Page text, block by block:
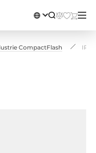
CompactFlash